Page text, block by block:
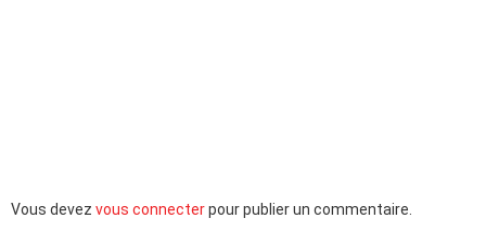
Laisser
Vous devez vous connecterpour publier un commentaire.